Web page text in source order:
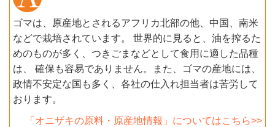
ゴマは、原産地とされるアフリカ北部の他、中国、南米
などで栽培されています。 世界的に見ると、油を搾るた
めのものが多く、つきごまなどとして食用に適した品種
は、 確保も容易でありません。また、ゴマの産地には、
政情不安定な国も多く、各社の仕入れ担当者は苦労して
おります。
「オニザキの原料・原産地情報」についてはこちら>>